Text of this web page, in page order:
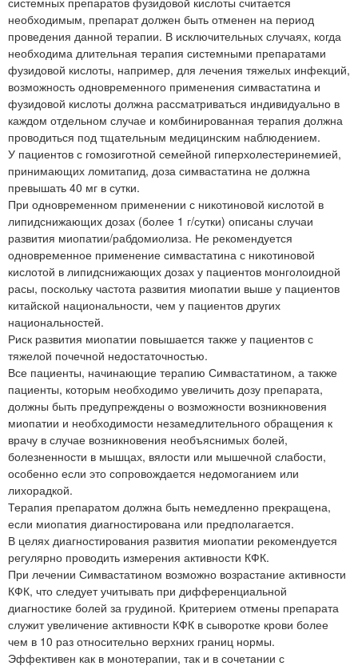
необходимым, препарат должен быть отменен на период
проведения данной терапии. В исключительных случаях, когда
необходима длительная терапия системными препаратами
фузидовой кислоты, например, для лечения тяжелых инфекций,
возможность одновременного применения симвастатина и
фузидовой кислоты должна рассматриваться индивидуально в
каждом отдельном случае и комбинированная терапия должна
проводиться под тщательным медицинским наблюдением.
У пациентов с гомозиготной семейной гиперхолестеринемией,
принимающих ломитапид, доза симвастатина не должна
превышать 40 мг в сутки.
При одновременном применении с никотиновой кислотой в
липидснижающих дозах (более 1 г/сутки) описаны случаи
развития миопатии/рабдомиолиза. Не рекомендуется
одновременное применение симвастатина с никотиновой
кислотой в липидснижающих дозах у пациентов монголоидной
расы, поскольку частота развития миопатии выше у пациентов
китайской национальности, чем у пациентов других
национальностей.
Риск развития миопатии повышается также у пациентов с
тяжелой почечной недостаточностью.
Все пациенты, начинающие терапию Симвастатином, а также
пациенты, которым необходимо увеличить дозу препарата,
должны быть предупреждены о возможности возникновения
миопатии и необходимости незамедлительного обращения к
врачу в случае возникновения необъяснимых болей,
болезненности в мышцах, вялости или мышечной слабости,
особенно если это сопровождается недомоганием или
лихорадкой.
Терапия препаратом должна быть немедленно прекращена,
если миопатия диагностирована или предполагается.
В целях диагностирования развития миопатии рекомендуется
регулярно проводить измерения активности КФК.
При лечении Симвастатином возможно возрастание активности
КФК, что следует учитывать при дифференциальной
диагностике болей за грудиной. Критерием отмены препарата
служит увеличение активности КФК в сыворотке крови более
чем в 10 раз относительно верхних границ нормы.
Эффективен как в монотерапии, так и в сочетании с